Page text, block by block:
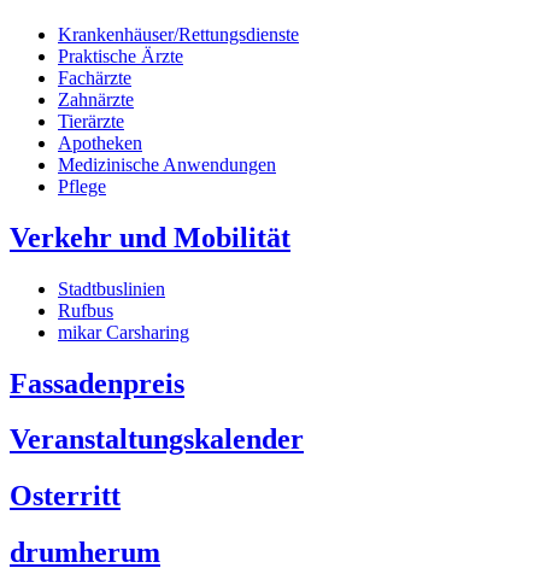
Krankenhäuser/Rettungsdienste
Praktische Ärzte
Fachärzte
Zahnärzte
Tierärzte
Apotheken
Medizinische Anwendungen
Pflege
Verkehr und Mobilität
Stadtbuslinien
Rufbus
mikar Carsharing
Fassadenpreis
Veranstaltungskalender
Osterritt
drumherum